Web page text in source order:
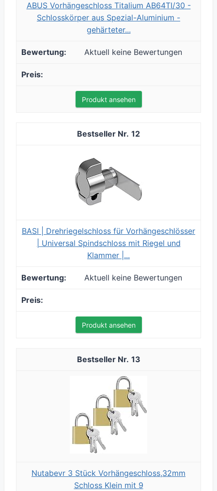
ABUS Vorhängeschloss Titalium AB64TI/30 -
Schlosskörper aus Spezial-Aluminium -
gehärteter...
Aktuell keine Bewertungen
Produkt ansehen
12
BASI | Drehriegelschloss für Vorhängeschlösser
| Universal Spindschloss mit Riegel und
Klammer |...
Aktuell keine Bewertungen
Produkt ansehen
13
Nutabevr 3 Stück Vorhängeschloss,32mm
Schloss Klein mit 9